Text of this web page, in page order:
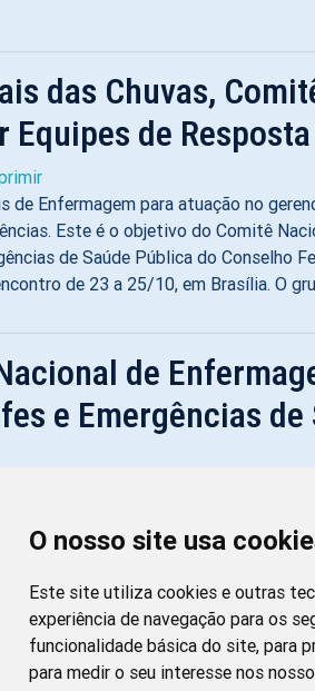
O nosso site usa
Este site utiliza cookies e outras
experiência de navegação para os
funcionalidade básica do site, para
para medir o seu interesse nos
das Chuvas,
de
Enfermagem para atuação no
Este é o objetivo do Comitê
de Saúde Pública do Conselho
de 23 a 25/10, em Brasília. O
de
e Emergências de
rápida e coordenada é fundamental
de Enfermagem instituiu, por meio
em Desastres, Catástrofes e
necessidade de assistir
[…]